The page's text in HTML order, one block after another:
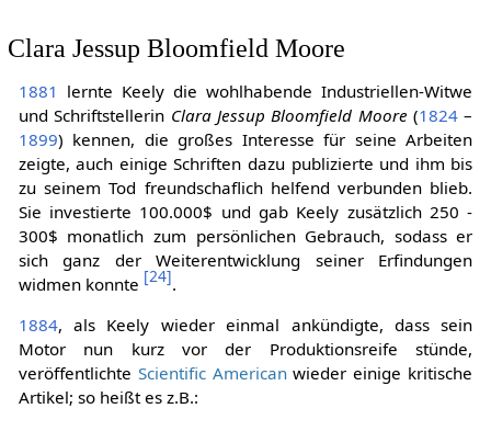
Clara Jessup Bloomfield Moore
1881 lernte Keely die wohlhabende Industriellen-Witwe
und Schriftstellerin Clara Jessup Bloomfield Moore (1824–
1899) kennen, die großes Interesse für seine Arbeiten
zeigte, auch einige Schriften dazu publizierte und ihm bis
zu seinem Tod freundschaflich helfend verbunden blieb.
Sie investierte 100.000$ und gab Keely zusätzlich 250 -
300$ monatlich zum persönlichen Gebrauch, sodass er
sich ganz der Weiterentwicklung seiner Erfindungen
widmen konnte [24].
1884, als Keely wieder einmal ankündigte, dass sein
Motor nun kurz vor der Produktionsreife stünde,
veröffentlichte Scientific Americanwieder einige kritische
Artikel; so heißt es z.B.: